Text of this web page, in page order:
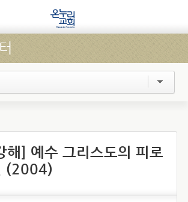
해] 예수 그리스도의 피로
(2004)